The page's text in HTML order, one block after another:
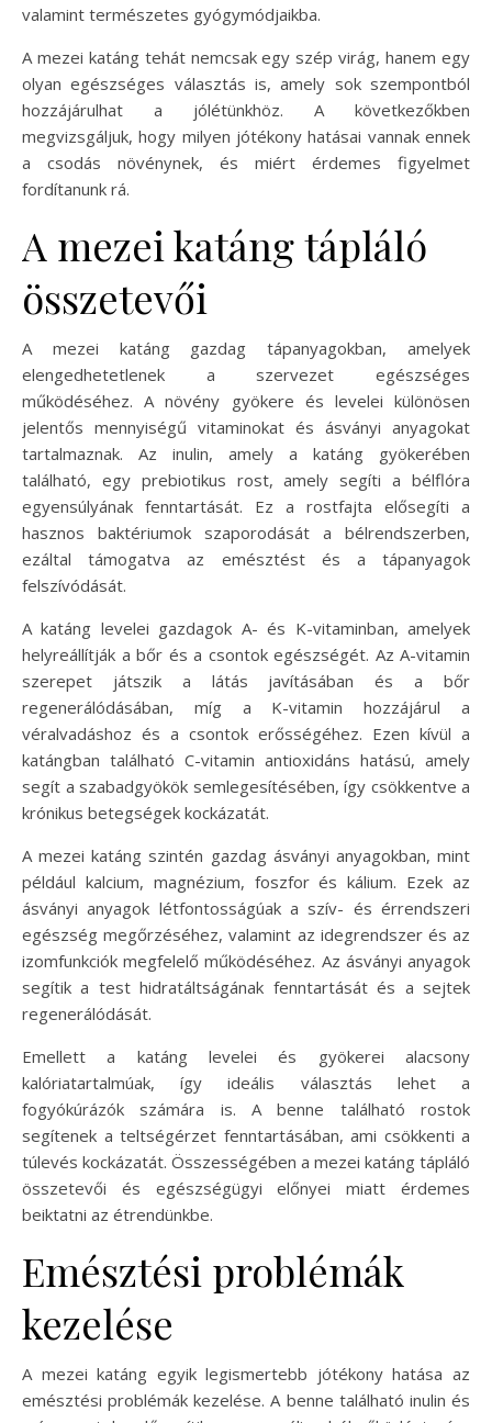
valamint természetes gyógymódjaikba.
A mezei katáng tehát nemcsak egy szép virág, hanem egy
olyan egészséges választás is, amely sok szempontból
hozzájárulhat a jólétünkhöz. A következőkben
megvizsgáljuk, hogy milyen jótékony hatásai vannak ennek
a csodás növénynek, és miért érdemes figyelmet
fordítanunk rá.
A mezei katáng tápláló
összetevői
A mezei katáng gazdag tápanyagokban, amelyek
elengedhetetlenek a szervezet egészséges
működéséhez. A növény gyökere és levelei különösen
jelentős mennyiségű vitaminokat és ásványi anyagokat
tartalmaznak. Az inulin, amely a katáng gyökerében
található, egy prebiotikus rost, amely segíti a bélflóra
egyensúlyának fenntartását. Ez a rostfajta elősegíti a
hasznos baktériumok szaporodását a bélrendszerben,
ezáltal támogatva az emésztést és a tápanyagok
felszívódását.
A katáng levelei gazdagok A- és K-vitaminban, amelyek
helyreállítják a bőr és a csontok egészségét. Az A-vitamin
szerepet játszik a látás javításában és a bőr
regenerálódásában, míg a K-vitamin hozzájárul a
véralvadáshoz és a csontok erősségéhez. Ezen kívül a
katángban található C-vitamin antioxidáns hatású, amely
segít a szabadgyökök semlegesítésében, így csökkentve a
krónikus betegségek kockázatát.
A mezei katáng szintén gazdag ásványi anyagokban, mint
például kalcium, magnézium, foszfor és kálium. Ezek az
ásványi anyagok létfontosságúak a szív- és érrendszeri
egészség megőrzéséhez, valamint az idegrendszer és az
izomfunkciók megfelelő működéséhez. Az ásványi anyagok
segítik a test hidratáltságának fenntartását és a sejtek
regenerálódását.
Emellett a katáng levelei és gyökerei alacsony
kalóriatartalmúak, így ideális választás lehet a
fogyókúrázók számára is. A benne található rostok
segítenek a teltségérzet fenntartásában, ami csökkenti a
túlevés kockázatát. Összességében a mezei katáng tápláló
összetevői és egészségügyi előnyei miatt érdemes
beiktatni az étrendünkbe.
Emésztési problémák
kezelése
A mezei katáng egyik legismertebb jótékony hatása az
emésztési problémák kezelése. A benne található inulin és